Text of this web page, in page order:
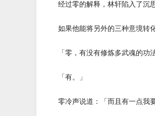
经过零的解释，林轩陷入了沉思
如果他能将另外的三种意境转化
「零，有没有修炼多武魂的功法
「有。」
零冷声说道：「而且有一点我要